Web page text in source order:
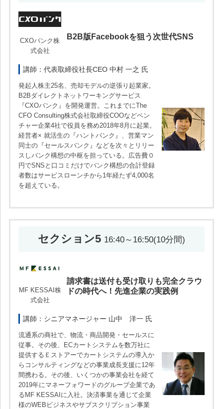
CXOバンク株
式会社
B2B版Facebookを狙う次世代SNS
講師：代表取締役社長CEO 中村 一之 氏
発起⼈株主25名、売却モデルの逆張り起業家。
B2Bダイレクトネットワーキングサービス
『CXOバンク』を開発運営。これまでにThe
CFO Consulting株式会社取締役COOなどベン
チャー企業4社で役員を務め2018年8⽉に起業。
経営者× 就活⽣の『ハントバンク』、営業マン
同⼠の『セールスバンク』などを次々とリリー
スしバンク構想の中枢を担っている。広告費０
円でSNSと⼝コミだけでバンク構想の合計登録
者数はサービスローンチから1年経たず4,000名
を超えている。
セクション5 16:40～16:50(10分間)
MF KESSAI株
式会社
請求書は送付も受け取りも完全クラウ
ドの時代へ！先進企業の実践例
講師：シニアマネージャー 山中 洋一 氏
流通系の商社で、物流・商品開発・セールスに
従事。その後、ECカートシステムを数万社に
提供するＥストアーでカートシステムの導入か
らコンサルティングなどの事業成長支援に12年
間携わる。その後、いくつかの事業会社を経て
2019年にマネーフォワードのグループ企業であ
るMF KESSAIに入社。決済事業を通じて企業
様のWEBビジネスやサブスクリプション事業